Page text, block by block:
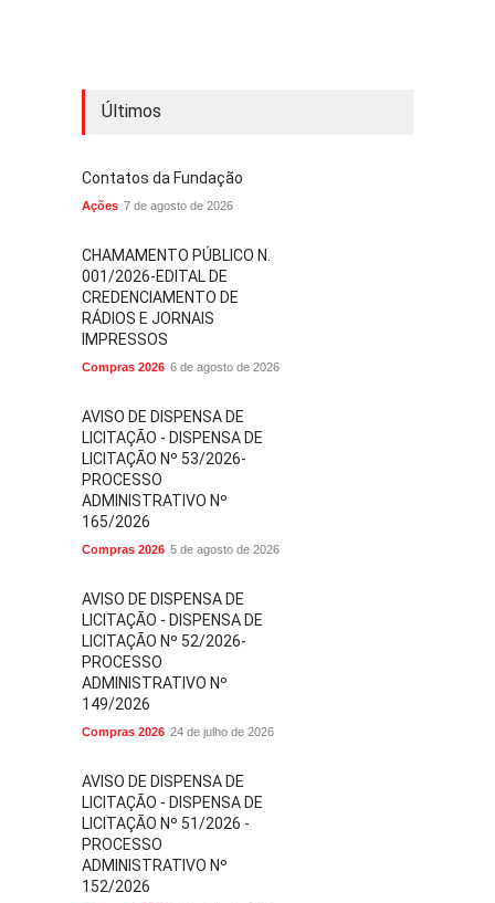
Últimos
Contatos da Fundação
Ações 7 de agosto de 2026
CHAMAMENTO PÚBLICO N.
001/2026-EDITAL DE
CREDENCIAMENTO DE
RÁDIOS E JORNAIS
IMPRESSOS
Compras 2026 6 de agosto de 2026
AVISO DE DISPENSA DE
LICITAÇÃO - DISPENSA DE
LICITAÇÃO Nº 53/2026-
PROCESSO
ADMINISTRATIVO Nº
165/2026
Compras 2026 5 de agosto de 2026
AVISO DE DISPENSA DE
LICITAÇÃO - DISPENSA DE
LICITAÇÃO Nº 52/2026-
PROCESSO
ADMINISTRATIVO Nº
149/2026
Compras 2026 24 de julho de 2026
AVISO DE DISPENSA DE
LICITAÇÃO - DISPENSA DE
LICITAÇÃO Nº 51/2026 -
PROCESSO
ADMINISTRATIVO Nº
152/2026